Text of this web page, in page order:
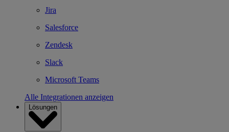
Jira
Salesforce
Zendesk
Slack
Microsoft Teams
Alle Integrationen anzeigen
Lösungen